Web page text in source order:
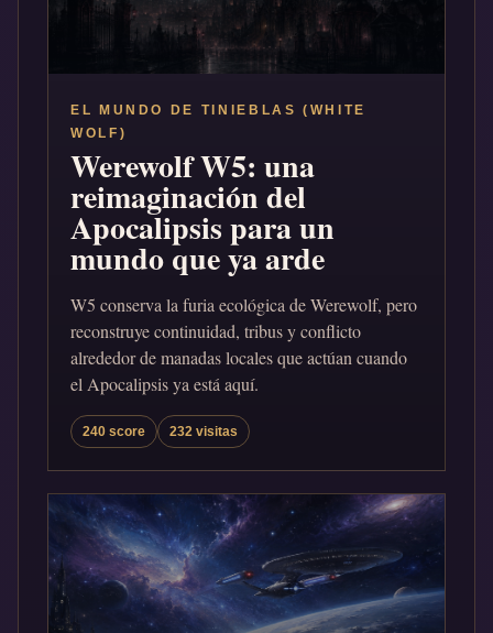
EL MUNDO DE TINIEBLAS (WHITE
WOLF)
Werewolf W5: una
reimaginación del
Apocalipsis para un
mundo que ya arde
W5 conserva la furia ecológica de Werewolf, pero
reconstruye continuidad, tribus y conflicto
alrededor de manadas locales que actúan cuando
el Apocalipsis ya está aquí.
240 score 232 visitas